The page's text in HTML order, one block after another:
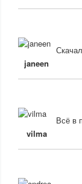
janeen
Всё в
vilma